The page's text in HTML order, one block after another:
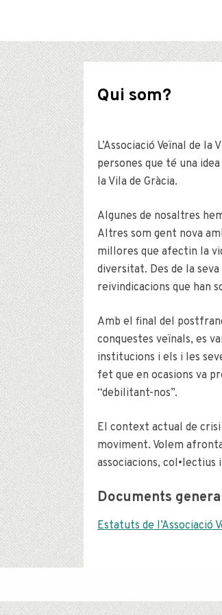
Qui som?
L’Associació Veïnal de
persones que té una
la Vila de Gràcia.
Algunes de nosaltres
Altres som gent nova
millores que afectin la
diversitat. Des de la
reivindicacions que han
Amb el final del
conquestes veïnals, es
institucions i els i les
fet que en ocasions va
“debilitant-nos”.
El context actual de
moviment. Volem
associacions,
Documents
Estatuts de l’Associació